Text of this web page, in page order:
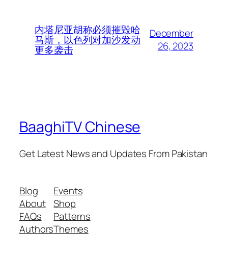
内塔尼亚胡称必须摧毁哈
马斯，以色列对加沙发动
更多袭击
December
26, 2023
BaaghiTV Chinese
Get Latest News and Updates From Pakistan
Blog
About
FAQs
Authors
Events
Shop
Patterns
Themes